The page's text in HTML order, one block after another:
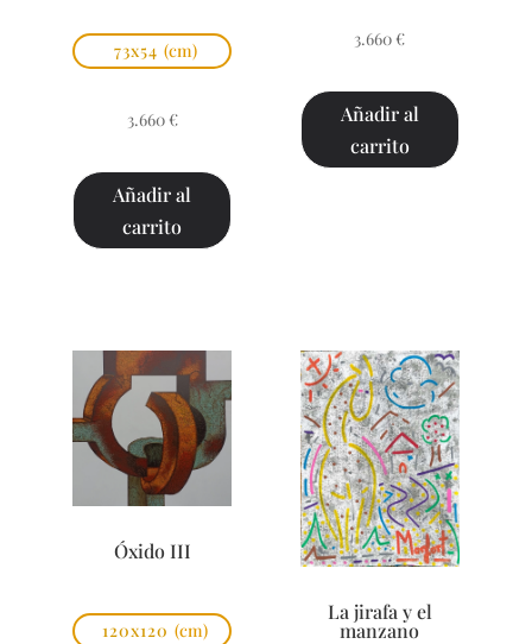
73x54 (cm)
3.660 €
Añadir al
carrito
3.660 €
Añadir al
carrito
Óxido III
120x120 (cm)
La jirafa y el
manzano